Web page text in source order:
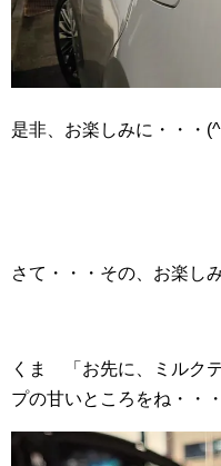
是非、お楽しみに・・・
さて・・・その、お楽し
くま 「お先に、ミルク
プの甘いところをね・・・